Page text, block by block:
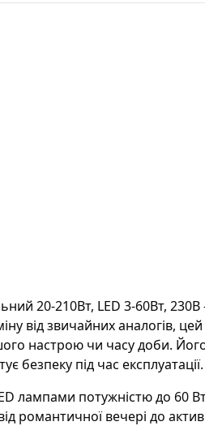
20-210Вт, LED 3-60Вт,
від звичайних аналогів,
настрою чи часу доби.
безпеку під час експлуатації.
лампами потужністю до 60
від романтичної вечері до